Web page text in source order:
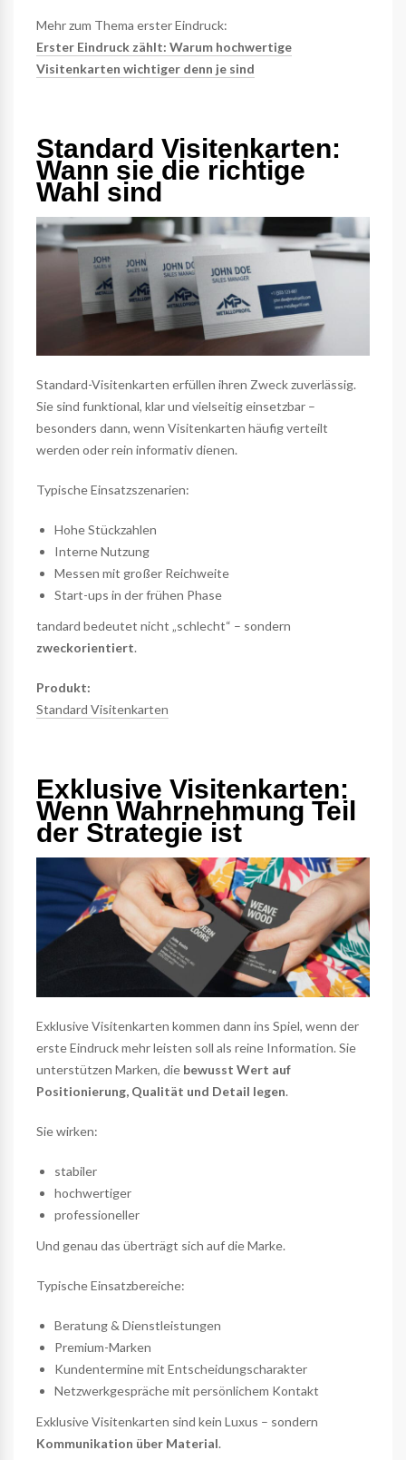
Mehr zum Thema erster Eindruck:
Erster Eindruck zählt: Warum hochwertige
Visitenkarten wichtiger denn je sind
Standard Visitenkarten:
Wann sie die richtige
Wahl sind
Standard-Visitenkarten erfüllen ihren Zweck zuverlässig.
Sie sind funktional, klar und vielseitig einsetzbar –
besonders dann, wenn Visitenkarten häufig verteilt
werden oder rein informativ dienen.
Typische Einsatzszenarien:
Hohe Stückzahlen
Interne Nutzung
Messen mit großer Reichweite
Start-ups in der frühen Phase
tandard bedeutet nicht „schlecht“ – sondern
zweckorientiert.
Produkt:
Standard Visitenkarten
Exklusive Visitenkarten:
Wenn Wahrnehmung Teil
der Strategie ist
Exklusive Visitenkarten kommen dann ins Spiel, wenn der
erste Eindruck mehr leisten soll als reine Information. Sie
unterstützen Marken, die bewusst Wert auf
Positionierung, Qualität und Detail legen.
Sie wirken:
stabiler
hochwertiger
professioneller
Und genau das überträgt sich auf die Marke.
Typische Einsatzbereiche:
Beratung & Dienstleistungen
Premium-Marken
Kundentermine mit Entscheidungscharakter
Netzwerkgespräche mit persönlichem Kontakt
Exklusive Visitenkarten sind kein Luxus – sondern
Kommunikation über Material.